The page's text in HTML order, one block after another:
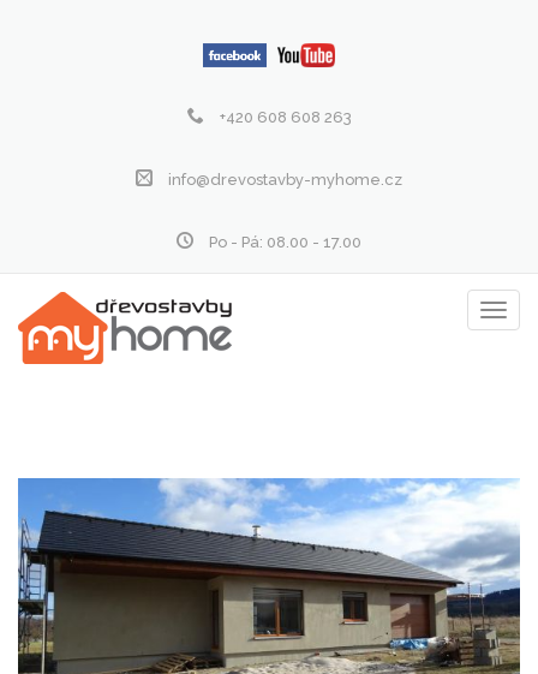
+420 608 608 263
info@drevostavby-myhome.cz
Po - Pá: 08.00 - 17.00
menu